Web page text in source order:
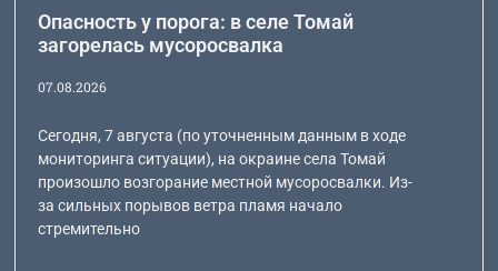
Опасность у порога: в селе Томай
загорелась мусоросвалка
07.08.2026
Сегодня, 7 августа (по уточненным данным в ходе
мониторинга ситуации), на окраине села Томай
произошло возгорание местной мусоросвалки. Из-
за сильных порывов ветра пламя начало
стремительно